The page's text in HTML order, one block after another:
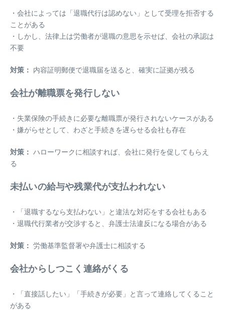
・会社によっては「退職代行は認めない」として受理を拒否する
ことがある
・しかし、法律上は労働者が退職の意思を示せば、会社の承認は
不要
対策： 内容証明郵便で退職届を送ると、確実に証拠が残る
会社が離職票を発行しない
・失業保険の手続きに必要な離職票が発行されないケースがある
・嫌がらせとして、わざと手続きを遅らせる会社も存在
対策： ハローワークに相談すれば、会社に発行を促してもらえ
る
未払いの給与や残業代が支払われない
・「退職するなら支払わない」と違法な対応をする会社もある
・退職代行業者が交渉すると、弁護士法違反になる場合がある
対策： 労働基準監督署や弁護士に相談する
会社からしつこく連絡がくる
・「直接話したい」「手続きが必要」と言って連絡してくること
がある